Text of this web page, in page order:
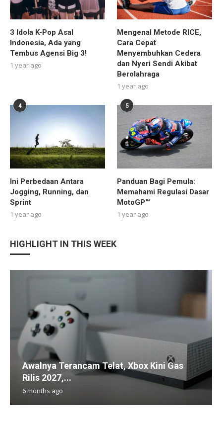
3 Idola K-Pop Asal
Indonesia, Ada yang
Tembus Agensi Big 3!
1 year ago
Mengenal Metode RICE,
Cara Cepat
Menyembuhkan Cedera
dan Nyeri Sendi Akibat
Berolahraga
1 year ago
4
Ini Perbedaan Antara
Jogging, Running, dan
Sprint
1 year ago
5
Panduan Bagi Pemula:
Memahami Regulasi Dasar
MotoGP™
1 year ago
HIGHLIGHT IN THIS WEEK
Awalnya Terancam Telat, Xbox Kini Gas
Rilis 2027,...
6 months ago